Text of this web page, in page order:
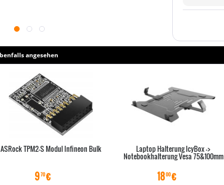
angesehen
ASRock TPM2-S Modul Infineon Bulk
970€
Laptop Halterung IcyBox ->
Notebookhalterung Vesa 75&100mm
1800€